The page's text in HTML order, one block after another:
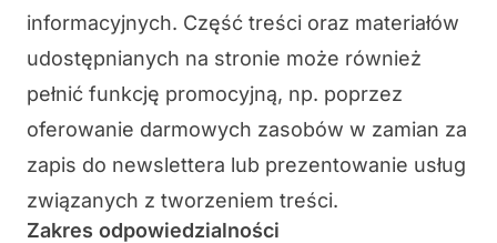
informacyjnych. Część treści oraz materiałów
udostępnianych na stronie może również
pełnić funkcję promocyjną, np. poprzez
oferowanie darmowych zasobów w zamian za
zapis do newslettera lub prezentowanie usług
związanych z tworzeniem treści.
Zakres odpowiedzialności